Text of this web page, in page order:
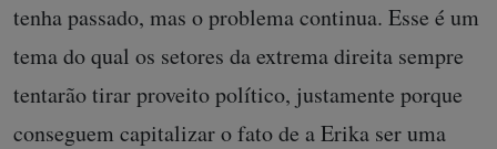
tenha passado, mas o problema continua. Esse é um
tema do qual os setores da extrema direita sempre
tentarão tirar proveito político, justamente porque
conseguem capitalizar o fato de a Erika ser uma